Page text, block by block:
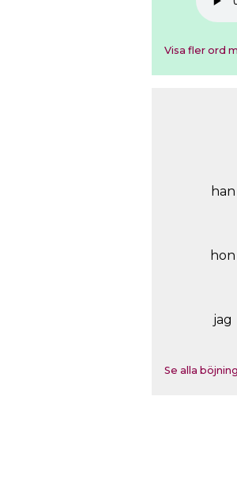
Visa fler ord
han
hon
jag
Se alla